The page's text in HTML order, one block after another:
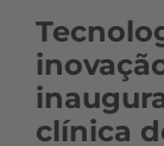
clínica